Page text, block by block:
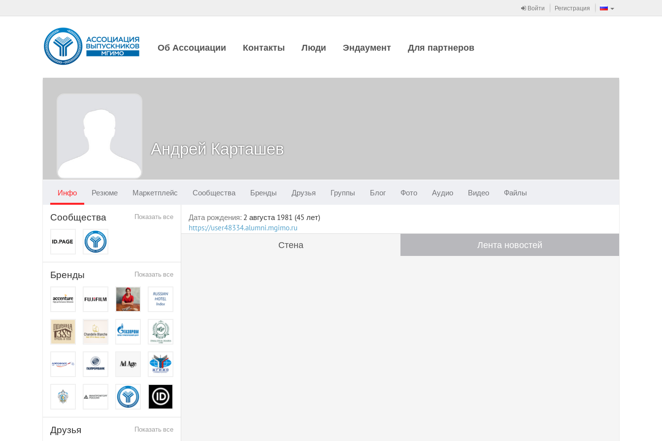
Войти Регистрация
Об Ассоциации Контакты Люди Эндаумент Для партнеров
Андрей Карташев
Инфо Резюме Маркетплейс Сообщества Бренды Друзья Группы Блог Фото Аудио Видео Файлы
Показать все
Сообщества
Показать все
Бренды
Показать все
Друзья
Дата рождения: 2 августа 1981 (45 лет)
https://user48334.alumni.mgimo.ru
Стена Лента новостей